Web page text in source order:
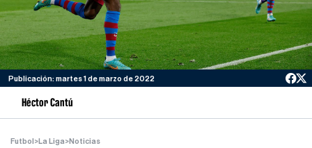
Publicación: martes 1 de marzo de 2022
Héctor Cantú
Futbol >La Liga>Noticias